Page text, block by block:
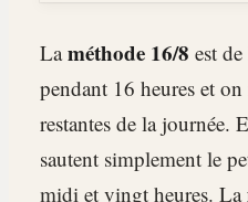
Laméthode 16/8 est
pendant 16 heures et
restantes de la journée.
sautent simplement le
midi et vingt heures. La